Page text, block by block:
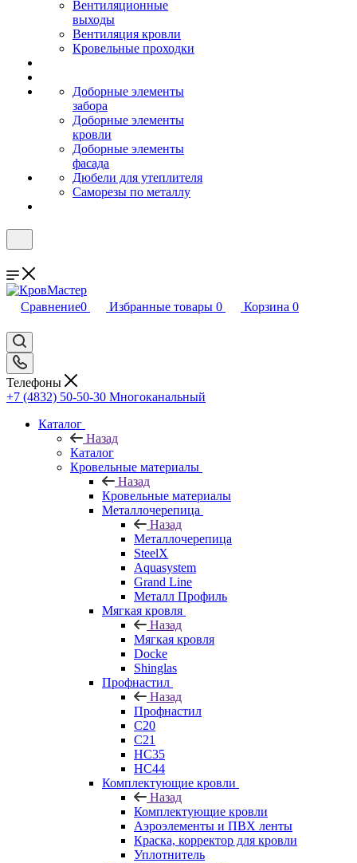
Вентиляционные
выходы
Вентиляция кровли
Кровельные проходки
Доборные элементы
забора
Доборные элементы
кровли
Доборные элементы
фасада
Дюбели для утеплителя
Саморезы по металлу
Сравнение0 Избранные товары 0 Корзина 0
Телефоны
+7 (4832) 50-50-30 Многоканальный
Каталог
Назад
Каталог
Кровельные материалы
Назад
Кровельные материалы
Металлочерепица
Назад
Металлочерепица
SteelX
Aquasystem
Grand Line
Металл Профиль
Мягкая кровля
Назад
Мягкая кровля
Docke
Shinglas
Профнастил
Назад
Профнастил
C20
C21
НС35
НС44
Комплектующие кровли
Назад
Комплектующие кровли
Аэроэлементы и ПВХ ленты
Краска, корректор для кровли
Уплотнитель